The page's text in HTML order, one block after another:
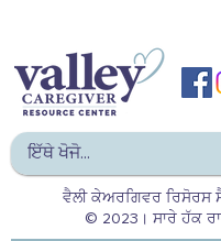
ਵੈਲੀ ਕੇਅਰਗਿਵਰ ਰਿਸੋਰਸ
© 2023। ਸਾਰੇ ਹੱਕ